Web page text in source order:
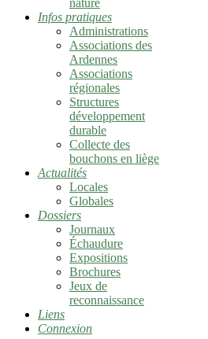
nature
Infos pratiques
Administrations
Associations des
Ardennes
Associations
régionales
Structures
développement
durable
Collecte des
bouchons en liège
Actualités
Locales
Globales
Dossiers
Journaux
Échaudure
Expositions
Brochures
Jeux de
reconnaissance
Liens
Connexion